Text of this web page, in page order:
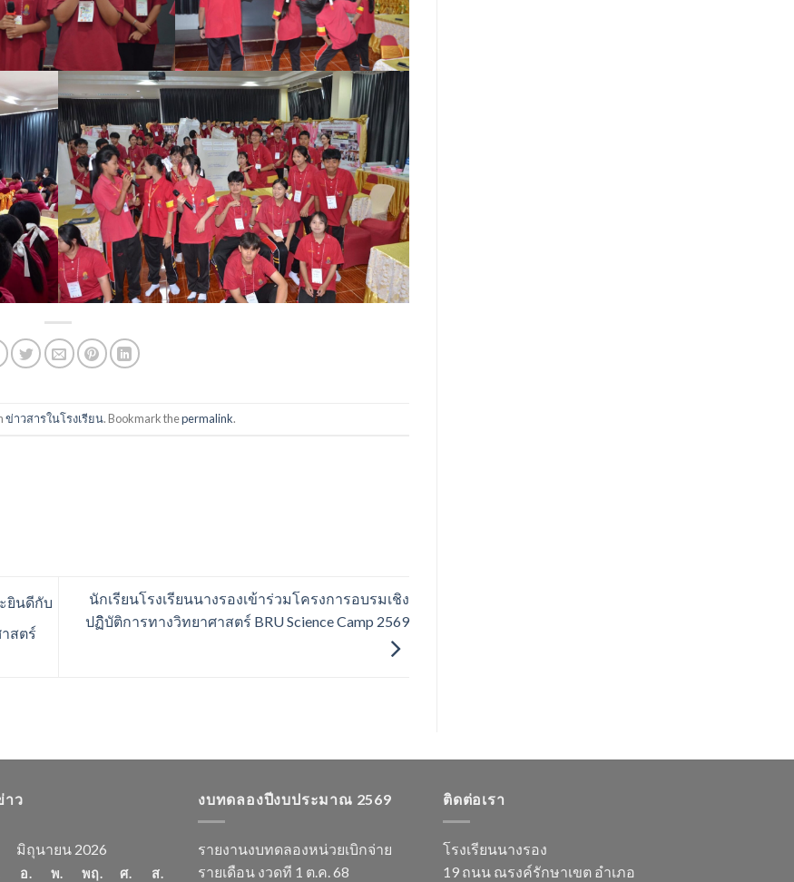
ข่าวสารในโรงเรียน. Bookmark thepermalink.
ยินดีกับ
สตร์
นักเรียนโรงเรียนนางรองเข้าร่วมโครงการอบรมเชิง
ปฏิบัติการทางวิทยาศาสตร์ BRU Science Camp 2569
ว
มิถุนายน 2026
อ. พ. พฤ. ศ. ส.
งบทดลองปีงบประมาณ 2569
รายงานงบทดลองหน่วยเบิกจ่าย
รายเดือน งวดที 1 ต.ค. 68
ติดต่อเรา
โรงเรียนนางรอง
19 ถนน ณรงค์รักษาเขต อำเภอ